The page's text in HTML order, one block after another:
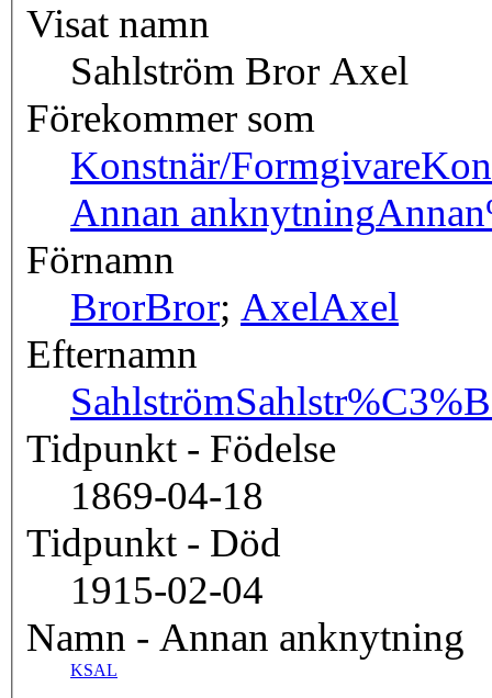
Visat namn
Sahlström Bror Axel
Förekommer som
Konstnär/Formgivare
Annan anknytning
Förnamn
BrorBror; AxelAxel
Efternamn
Sahlström
Tidpunkt - Födelse
1869-04-18
Tidpunkt - Död
1915-02-04
Namn - Annan anknytning
KSAL